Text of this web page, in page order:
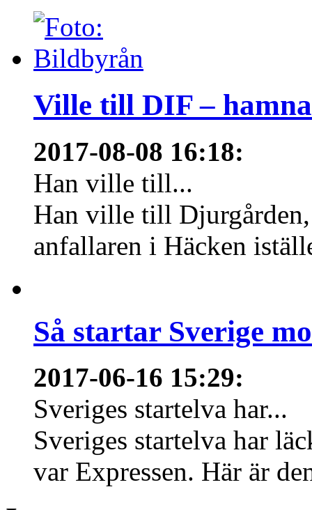
Ville till DIF –
2017-08-08 16:18:
Han ville till...
Han ville till Djurgården,
anfallaren i Häcken
Så startar Sverige
2017-06-16 15:29:
Sveriges startelva har...
Sveriges startelva har
var Expressen. Här är